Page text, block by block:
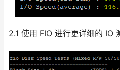
2.1 使用 FIO 进行更详细的 IO